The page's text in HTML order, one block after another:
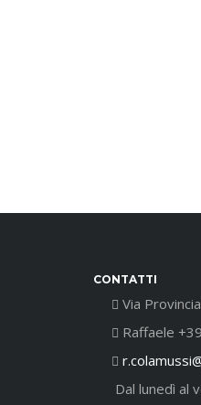
CONTATTI
Via
Raffaele
Dal lunedì al